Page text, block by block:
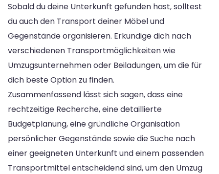
Sobald du deine Unterkunft gefunden hast, solltest
du auch den Transport deiner Möbel und
Gegenstände organisieren. Erkundige dich nach
verschiedenen Transportmöglichkeiten wie
Umzugsunternehmen oder Beiladungen, um die für
dich beste Option zu finden.
Zusammenfassend lässt sich sagen, dass eine
rechtzeitige Recherche, eine detaillierte
Budgetplanung, eine gründliche Organisation
persönlicher Gegenstände sowie die Suche nach
einer geeigneten Unterkunft und einem passenden
Transportmittel entscheidend sind, um den Umzug